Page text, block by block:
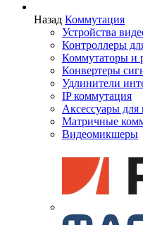
Назад Коммутация
Устройства
Контроллеры
Коммутаторы и
Конвертеры
Удлинители
IP коммутация
Аксессуары
Матричные
Видеомикшеры